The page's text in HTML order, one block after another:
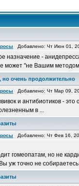
Добавлено: Чт Июн 01,
назначение -
может "не Вашим
но очень продолжительно
Добавлено: Чт Мар 09,
и антибиотиков -
в ...
Добавлено: Чт Фев 16,
гомеопатам, но не
уж точно не собираетесь